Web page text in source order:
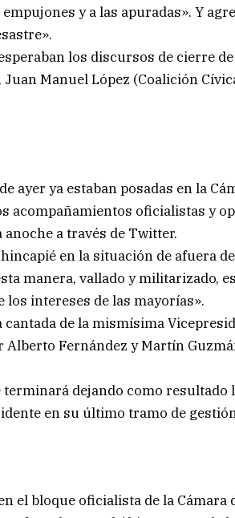
y a las apuradas». Y
los discursos de cierre
Juan Manuel López (Coalición
ayer ya estaban posadas en la
acompañamientos oficialistas y
a través de Twitter.
en la situación de afuera
manera, vallado y militarizado,
los intereses de las mayorías».
cantada de la mismísima
Alberto Fernández y Martín
dejando como resultado
en su último tramo de
el bloque oficialista de la Cámara